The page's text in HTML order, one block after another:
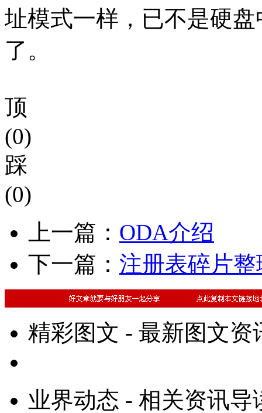
址模式一样，已不是硬
了。
顶
(0)
踩
(0)
上一篇： ODA介绍
下一篇： 注册表碎片整
精彩图文 - 最新图文资
业界动态 - 相关资讯导